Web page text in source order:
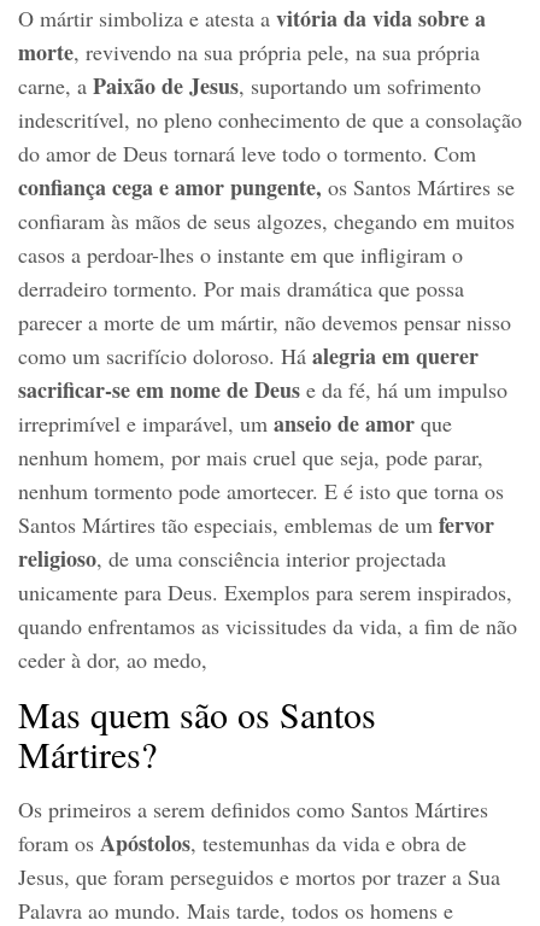
O mártir simboliza e atesta a vitória da vida sobre a
morte, revivendo na sua própria pele, na sua própria
carne, a Paixão de Jesus, suportando um sofrimento
indescritível, no pleno conhecimento de que a consolação
do amor de Deus tornará leve todo o tormento. Com
confiança cega e amor pungente, os Santos Mártires se
confiaram às mãos de seus algozes, chegando em muitos
casos a perdoar-lhes o instante em que infligiram o
derradeiro tormento. Por mais dramática que possa
parecer a morte de um mártir, não devemos pensar nisso
como um sacrifício doloroso. Há alegria em querer
sacrificar-se em nome de Deus e da fé, há um impulso
irreprimível e imparável, um anseio de amor que
nenhum homem, por mais cruel que seja, pode parar,
nenhum tormento pode amortecer. E é isto que torna os
Santos Mártires tão especiais, emblemas de um fervor
religioso, de uma consciência interior projectada
unicamente para Deus. Exemplos para serem inspirados,
quando enfrentamos as vicissitudes da vida, a fim de não
ceder à dor, ao medo,
Mas quem são os Santos
Mártires?
Os primeiros a serem definidos como Santos Mártires
foram os Apóstolos, testemunhas da vida e obra de
Jesus, que foram perseguidos e mortos por trazer a Sua
Palavra ao mundo. Mais tarde, todos os homens e